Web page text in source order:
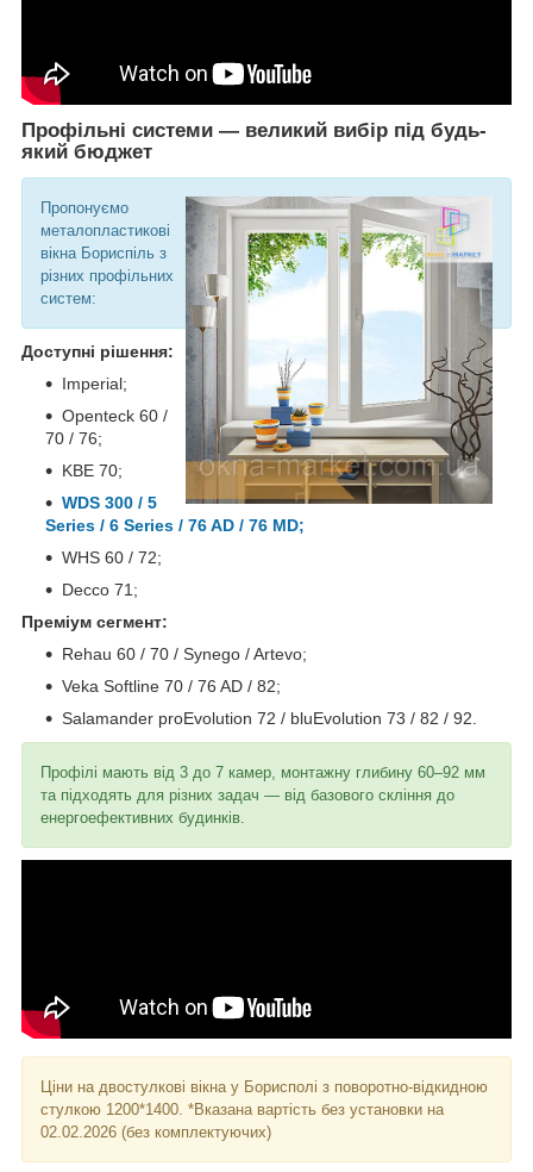
Профільні системи — великий вибір під будь-
який бюджет
Пропонуємо
металопластикові
вікна Бориспіль з
різних профільних
систем:
Доступні рішення:
Imperial;
Openteck 60 /
70 / 76;
KBE 70;
WDS 300 / 5
Series / 6 Series / 76 AD / 76 MD;
WHS 60 / 72;
Decco 71;
Преміум сегмент:
Rehau 60 / 70 / Synego / Artevo;
Veka Softline 70 / 76 AD / 82;
Salamander proEvolution 72 / bluEvolution 73 / 82 / 92.
Профілі мають від 3 до 7 камер, монтажну глибину 60–92 мм
та підходять для різних задач — від базового скління до
енергоефективних будинків.
Ціни на двостулкові вікна у Борисполі з поворотно-відкидною
стулкою 1200*1400. *Вказана вартість без установки на
02.02.2026 (без комплектуючих)